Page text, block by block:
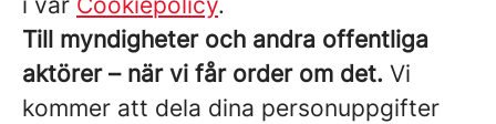
Till myndigheter och andra offentliga
aktörer – när vi får order om det. Vi
kommer att dela dina personuppgifter